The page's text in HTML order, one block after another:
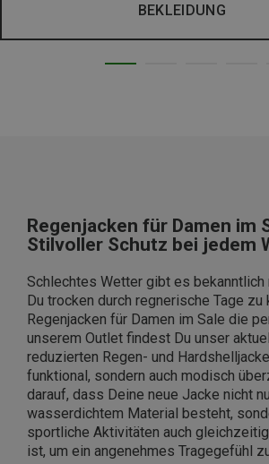
BEKLEIDUNG
Regenjacken für Damen im
Stilvoller Schutz bei jedem
Schlechtes Wetter gibt es
Du trocken durch regnerische Tage zu
Regenjacken für Damen im Sale die
unserem Outlet findest Du unser
reduzierten Regen- und
funktional, sondern auch modisch
darauf, dass Deine neue Jacke nicht
wasserdichtem Material besteht,
sportliche Aktivitäten auch
ist, um ein angenehmes Tragegefühl